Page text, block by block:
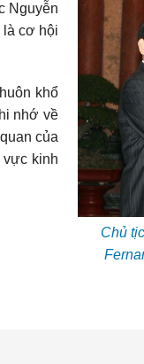
Chủ
Nguyễn
là cơ hội
khổ
nhớ về
của
vực kinh